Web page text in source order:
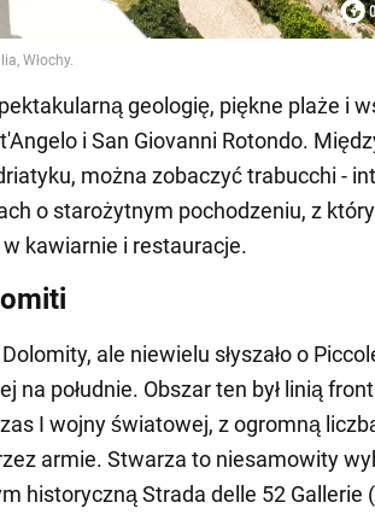
geologię, piękne plaże i
i San Giovanni Rotondo.
można zobaczyć trabucchi -
o starożytnym pochodzeniu, z
w kawiarnie i restauracje.
ale niewielu słyszało o
na południe. Obszar ten był linią
I wojny światowej, z ogromną
armie. Stwarza to niesamowity
historyczną Strada delle 52 Gallerie